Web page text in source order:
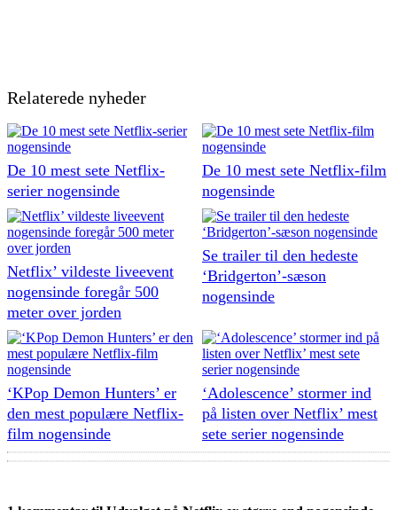
Relaterede nyheder
De 10 mest sete Netflix-
serier nogensinde
De 10 mest sete Netflix-film
nogensinde
Netflix’ vildeste liveevent
nogensinde foregår 500
meter over jorden
Se trailer til den hedeste
‘Bridgerton’-sæson
nogensinde
‘KPop Demon Hunters’ er
den mest populære Netflix-
film nogensinde
‘Adolescence’ stormer ind
på listen over Netflix’ mest
sete serier nogensinde